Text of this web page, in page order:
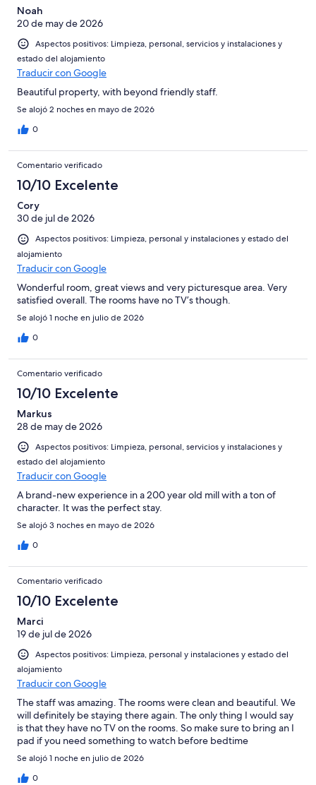
Noah
20 de may de 2026
Aspectos positivos: Limpieza, personal, servicios y instalaciones y
estado del alojamiento
Traducir con Google
Beautiful property, with beyond friendly staff.
Se alojó 2 noches en mayo de 2026
0
Comentario verificado
10/10 Excelente
Cory
30 de jul de 2026
Aspectos positivos: Limpieza, personal y instalaciones y estado del
alojamiento
Traducir con Google
Wonderful room, great views and very picturesque area. Very
satisfied overall. The rooms have no TV’s though.
Se alojó 1 noche en julio de 2026
0
Comentario verificado
10/10 Excelente
Markus
28 de may de 2026
Aspectos positivos: Limpieza, personal, servicios y instalaciones y
estado del alojamiento
Traducir con Google
A brand-new experience in a 200 year old mill with a ton of
character. It was the perfect stay.
Se alojó 3 noches en mayo de 2026
0
Comentario verificado
10/10 Excelente
Marci
19 de jul de 2026
Aspectos positivos: Limpieza, personal y instalaciones y estado del
alojamiento
Traducir con Google
The staff was amazing. The rooms were clean and beautiful. We
will definitely be staying there again. The only thing I would say
is that they have no TV on the rooms. So make sure to bring an I
pad if you need something to watch before bedtime
Se alojó 1 noche en julio de 2026
0